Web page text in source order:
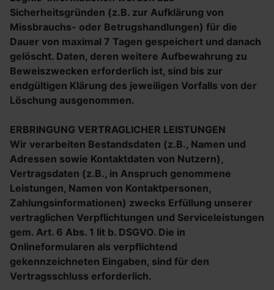
Sicherheitsgründen (z.B. zur Aufklärung von
Missbrauchs- oder Betrugshandlungen) für die
Dauer von maximal 7 Tagen gespeichert und danach
gelöscht. Daten, deren weitere Aufbewahrung zu
Beweiszwecken erforderlich ist, sind bis zur
endgültigen Klärung des jeweiligen Vorfalls von der
Löschung ausgenommen.
ERBRINGUNG VERTRAGLICHER LEISTUNGEN
Wir verarbeiten Bestandsdaten (z.B., Namen und
Adressen sowie Kontaktdaten von Nutzern),
Vertragsdaten (z.B., in Anspruch genommene
Leistungen, Namen von Kontaktpersonen,
Zahlungsinformationen) zwecks Erfüllung unserer
vertraglichen Verpflichtungen und Serviceleistungen
gem. Art. 6 Abs. 1 lit b. DSGVO. Die in
Onlineformularen als verpflichtend
gekennzeichneten Eingaben, sind für den
Vertragsschluss erforderlich.